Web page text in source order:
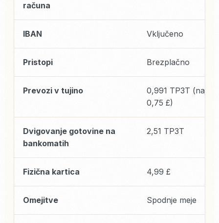
računa
IBAN Vključeno
Pristopi Brezplačno
Prevozi v tujino
0,991 TP3T
0,75 £)
Dvigovanje gotovine na
bankomatih
2,51 TP3T
Fizična kartica 4,99 £
Omejitve Spodnje meje